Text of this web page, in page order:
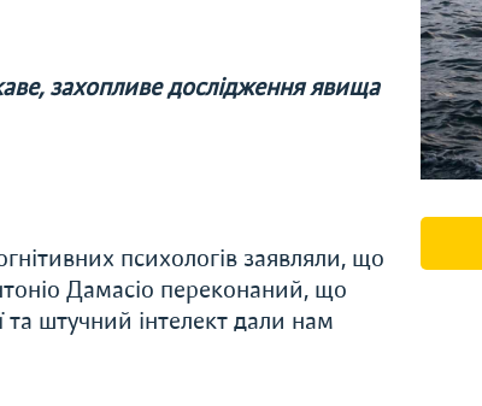
захопливе дослідження явища
психологів заявляли, що
Дамасіо переконаний, що
та штучний інтелект дали нам